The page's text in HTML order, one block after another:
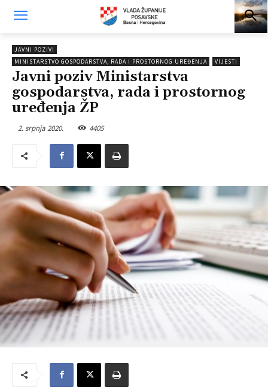
JAVNI POZIVI
MINISTARSTVO GOSPODARSTVA, RADA I PROSTORNOG UREĐENJA
VIJESTI
Javni poziv Ministarstva
gospodarstva, rada i prostornog
uređenja ŽP
2. srpnja 2020. 4405